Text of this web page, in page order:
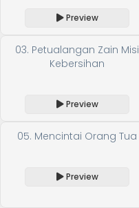
Preview
03. Petualangan Zain Misi
Kebersihan
Preview
05. Mencintai Orang Tua
Preview